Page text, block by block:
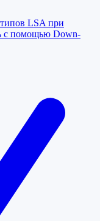
LSA при
с помощью Down-